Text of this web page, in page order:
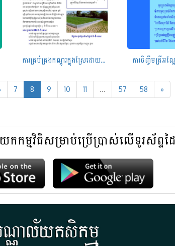
ការគ្រប់គ្រងកណ្តុរក្នុងស្រែដោយប្រើប្រព័ន្ធអន្គប់ប្លាស្ទិច
7 8 9 10 11 ... 57 58 »
កម្មវិធីសម្រាប់ប្រើប្រាស់លើទូរស័ព្ទដៃ